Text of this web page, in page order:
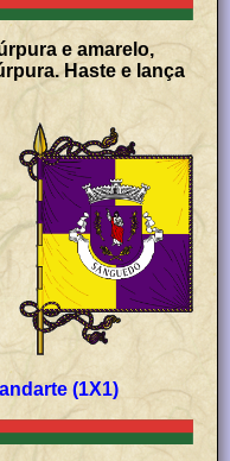
e amarelo,
Haste e lança
(1X1)